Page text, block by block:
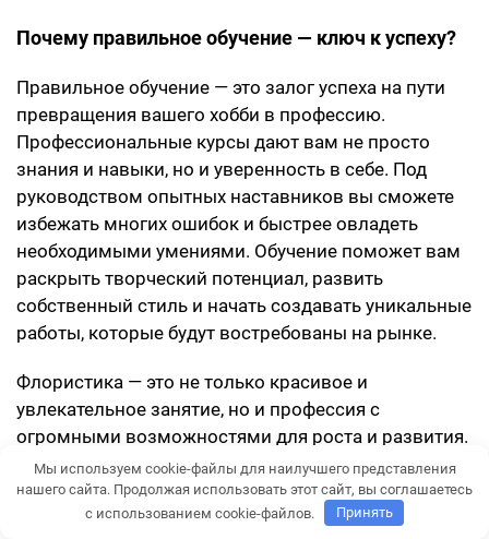
Почему правильное обучение — ключ к успеху?
Правильное обучение — это залог успеха на пути
превращения вашего хобби в профессию.
Профессиональные курсы дают вам не просто
знания и навыки, но и уверенность в себе. Под
руководством опытных наставников вы сможете
избежать многих ошибок и быстрее овладеть
необходимыми умениями. Обучение поможет вам
раскрыть творческий потенциал, развить
собственный стиль и начать создавать уникальные
работы, которые будут востребованы на рынке.
Флористика — это не только красивое и
увлекательное занятие, но и профессия с
огромными возможностями для роста и развития.
Правильный подход к обучению поможет вам
быстрее достигнуть профессиональных высот и
начать зарабатывать на своем увлечении.
Мы используем cookie-файлы для наилучшего представления
нашего сайта. Продолжая использовать этот сайт, вы соглашаетесь
с использованием cookie-файлов.
Принять